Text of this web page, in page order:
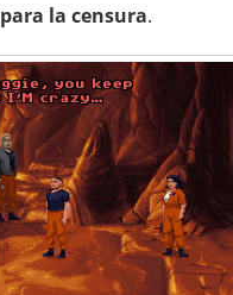
la censura.